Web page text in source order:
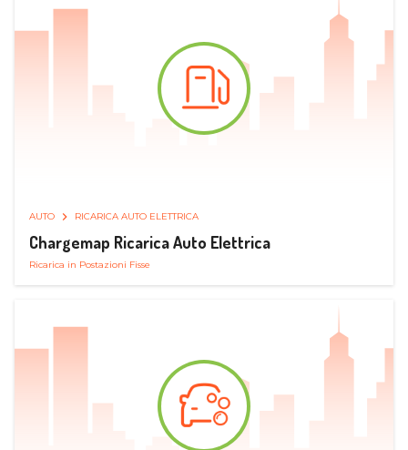
AUTO RICARICA AUTO ELETTRICA
Chargemap Ricarica Auto Elettrica
Ricarica in Postazioni Fisse